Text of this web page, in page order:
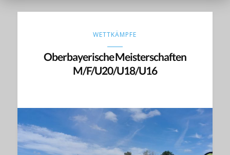
WETTKÄMPFE
Oberbayerische Meisterschaften
M/F/U20/U18/U16